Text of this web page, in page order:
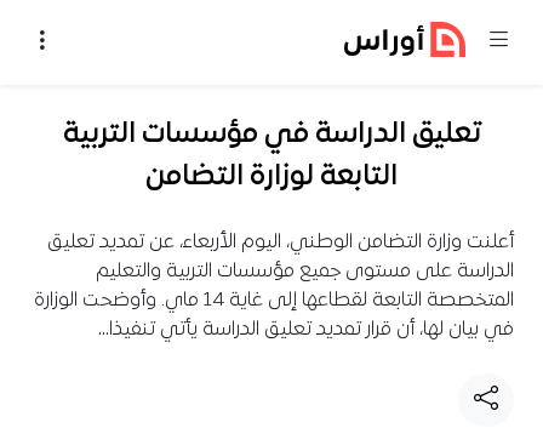
تعليق الدراسة في مؤسسات التربية
التابعة لوزارة التضامن
أعلنت وزارة التضامن الوطني، اليوم الأربعاء، عن تمديد تعليق
الدراسة على مستوى جميع مؤسسات التربية والتعليم
المتخصصة التابعة لقطاعها إلى غاية 14 ماي. وأوضحت الوزارة
في بيان لها، أن قرار تمديد تعليق الدراسة يأتي تنفيذا…